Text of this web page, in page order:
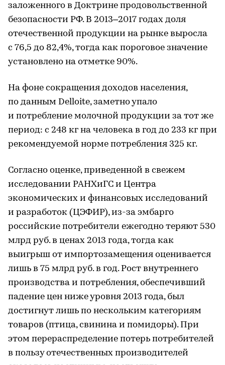
заложенного в Доктрине продовольственной
безопасности РФ. В 2013–2017 годах доля
отечественной продукции на рынке выросла
с 76,5 до 82,4%, тогда как пороговое значение
установлено на отметке 90%.
На фоне сокращения доходов населения,
по данным Delloite, заметно упало
и потребление молочной продукции за тот же
период: с 248 кг на человека в год до 233 кг при
рекомендуемой норме потребления 325 кг.
Согласно оценке, приведенной в свежем
исследовании РАНХиГС и Центра
экономических и финансовых исследований
и разработок (ЦЭФИР), из-за эмбарго
российские потребители ежегодно теряют 530
млрд руб. в ценах 2013 года, тогда как
выигрыш от импортозамещения оценивается
лишь в 75 млрд руб. в год. Рост внутреннего
производства и потребления, обеспечивший
падение цен ниже уровня 2013 года, был
достигнут лишь по нескольким категориям
товаров (птица, свинина и помидоры). При
этом перераспределение потерь потребителей
в пользу отечественных производителей